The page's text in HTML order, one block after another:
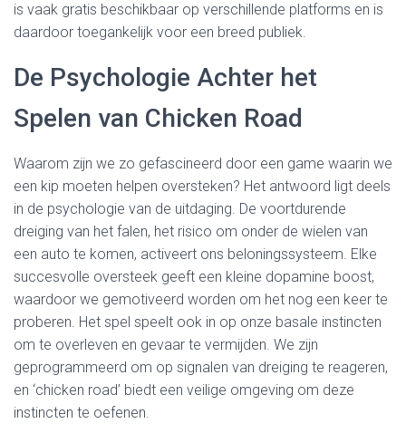
is vaak gratis beschikbaar op verschillende platforms en is
daardoor toegankelijk voor een breed publiek.
De Psychologie Achter het
Spelen van Chicken Road
Waarom zijn we zo gefascineerd door een game waarin we
een kip moeten helpen oversteken? Het antwoord ligt deels
in de psychologie van de uitdaging. De voortdurende
dreiging van het falen, het risico om onder de wielen van
een auto te komen, activeert ons beloningssysteem. Elke
succesvolle oversteek geeft een kleine dopamine boost,
waardoor we gemotiveerd worden om het nog een keer te
proberen. Het spel speelt ook in op onze basale instincten
om te overleven en gevaar te vermijden. We zijn
geprogrammeerd om op signalen van dreiging te reageren,
en ‘chicken road’ biedt een veilige omgeving om deze
instincten te oefenen.